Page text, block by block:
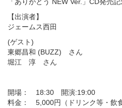
【出演者】
ジェームス西田
(ゲスト)
東郷昌和 (BUZZ) さん
堀江 淳 さん
開場： 18:30 開演:19:00
料金： 5,000円（ドリンク等・飲食